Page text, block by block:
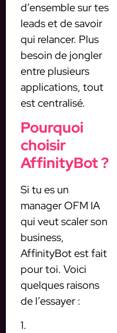
d’ensemble sur tes
leads et de savoir
qui relancer. Plus
besoin de jongler
entre plusieurs
applications, tout
est centralisé.
Pourquoi
choisir
AffinityBot ?
Si tu es un
manager OFM IA
qui veut scaler son
business,
AffinityBot est fait
pour toi. Voici
quelques raisons
de l’essayer :
1.